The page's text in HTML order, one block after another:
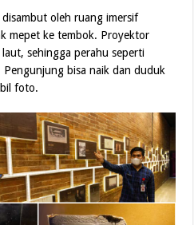
oleh ruang imersif
mepet ke tembok. Proyektor
sehingga perahu seperti
bisa naik dan duduk
foto.